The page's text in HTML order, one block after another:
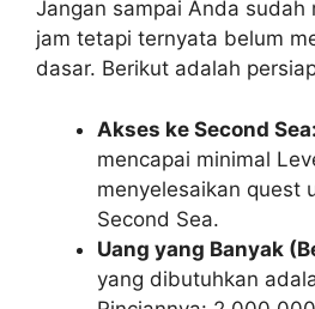
Jangan sampai Anda sudah
jam tetapi ternyata belum
dasar. Berikut adalah
Akses ke Second Sea:
mencapai minimal
menyelesaikan quest
Second Sea.
Uang yang Banyak
yang dibutuhkan